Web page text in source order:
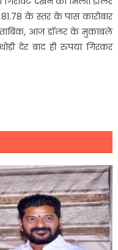
के स्तर के पास कारोबार
आज डॉलर के मुकाबले
देर बाद ही रुपया गिरकर